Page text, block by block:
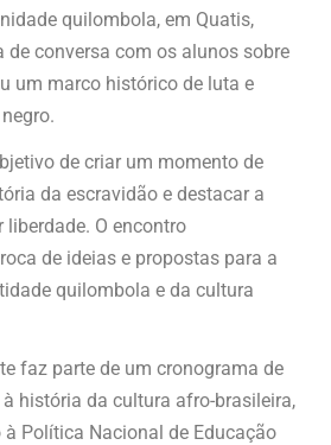
quilombola, em Quatis,
de conversa com os alunos sobre
um marco histórico de luta e
de criar um momento de
da escravidão e destacar a
liberdade. O encontro
de ideias e propostas para a
quilombola e da cultura
faz parte de um cronograma de
história da cultura afro-brasileira,
Política Nacional de Educação